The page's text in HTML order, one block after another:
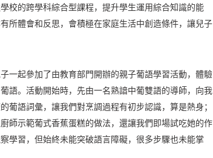
校的跨學科綜合型課程，提升學生運用綜合知識的能
所體會和反思，會積極在家庭生活中創造條件，讓兒子
一起參加了由教育部門開辦的親子葡語學習活動，體驗
語。活動開始時，先由一名熟諳中葡雙語的導師，向我
葡語詞彙，讓我們對烹調過程有初步認識，算是熱身；
師示範葡式香蕉蛋糕的做法，還讓我們即場試吃她的作
學習，但始終未能突破語言障礙，很多步驟也未能掌